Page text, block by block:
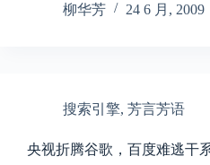
柳华芳
24 6 月, 2009
搜索引擎, 芳言芳语
央视折腾谷歌，百度难逃干